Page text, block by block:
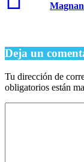
Deja un
Tu dirección de
obligatorios están